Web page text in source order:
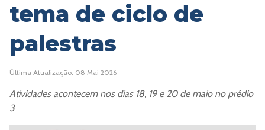
tema de ciclo de
palestras
Última Atualização: 08 Mai 2026
Atividades acontecem nos dias 18, 19 e 20 de maio no prédio
3